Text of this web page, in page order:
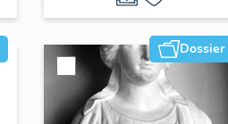
Dossier